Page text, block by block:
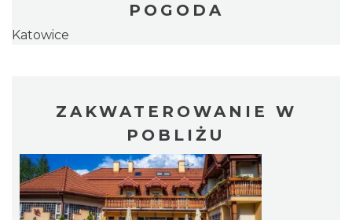
POGODA
Katowice
ZAKWATEROWANIE W
POBLIŻU